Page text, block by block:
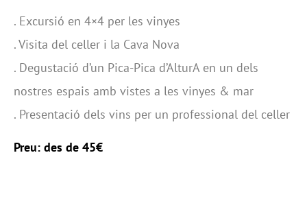
. Excursió en 4×4 per les vinyes
. Visita del celler i la Cava Nova
. Degustació d’un Pica-Pica d’AlturA en un dels
nostres espais amb vistes a les vinyes & mar
. Presentació dels vins per un professional del celler
Preu: des de 45€